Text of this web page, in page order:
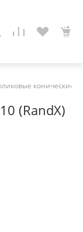
конические
(RandX)